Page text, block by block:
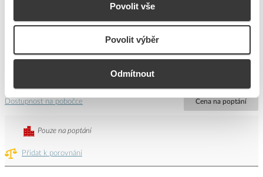
Povolit vše
Povolit výběr
Odmítnout
DEN BRAVEN Odstraňovač vytvrzené PUR pěny
EAN
8595100123213
40410BD
Dostupnost na pobočce Cena na poptání
Přidat k porovnání
Pouze na poptání